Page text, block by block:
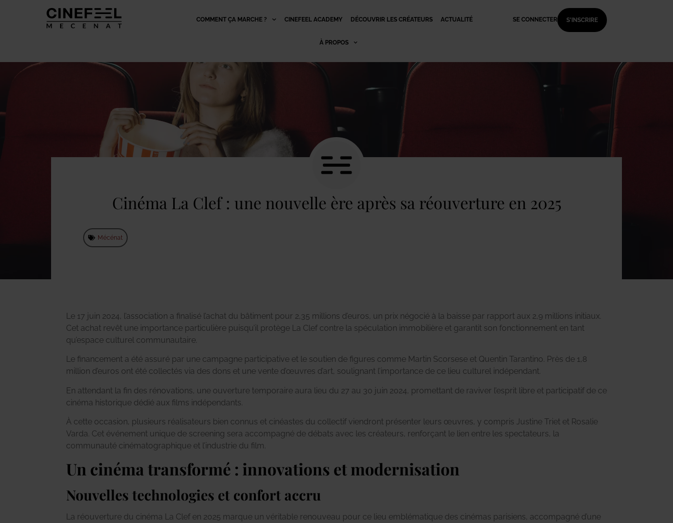
COMMENT ÇA MARCHE ? CINEFEEL ACADEMY DÉCOUVRIR LES CRÉATEURS ACTUALITÉ
À PROPOS
SE CONNECTER S'INSCRIRE
Cinéma La Clef : une nouvelle ère après sa réouverture en 2025
Mécénat
Le 17 juin 2024, l’association a finalisé l’achat du bâtiment pour 2,35 millions d’euros, un prix négocié à la baisse par rapport aux 2,9 millions initiaux.
Cet achat revêt une importance particulière puisqu’il protège La Clef contre la spéculation immobilière et garantit son fonctionnement en tant
qu’espace culturel communautaire.
Le financement a été assuré par une campagne participative et le soutien de figures comme Martin Scorsese et Quentin Tarantino. Près de 1,8
million d’euros ont été collectés via des dons et une vente d’œuvres d’art, soulignant l’importance de ce lieu culturel indépendant.
En attendant la fin des rénovations, une ouverture temporaire aura lieu du 27 au 30 juin 2024, promettant de raviver l’esprit libre et participatif de ce
cinéma historique dédié aux films indépendants.
À cette occasion, plusieurs réalisateurs bien connus et cinéastes du collectif viendront présenter leurs œuvres, y compris Justine Triet et Rosalie
Varda. Cet événement unique de screening sera accompagné de débats avec les créateurs, renforçant le lien entre les spectateurs, la
communauté cinématographique et l’industrie du film.
Un cinéma transformé : innovations et modernisation
Nouvelles technologies et confort accru
La réouverture du cinéma La Clef en 2025 marque un véritable renouveau pour ce lieu emblématique des cinémas parisiens, accompagné d’une